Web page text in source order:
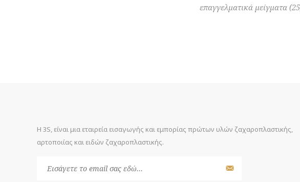
επαγγελματικά μείγματα
Η 3S, είναι μια εταιρεία εισαγωγής και εμπορίας πρώτων υλών ζαχαροπλαστικής,
αρτοποιίας και ειδών ζαχαροπλαστικής.